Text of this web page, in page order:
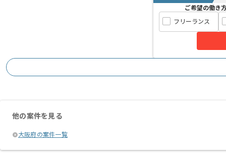
ご希望の働き
フリーランス
他の案件を見る
大阪府の案件一覧